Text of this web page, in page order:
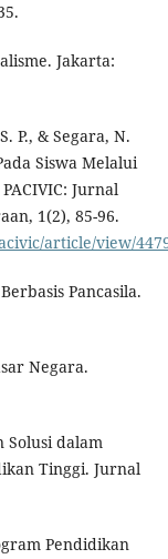
Jakarta:
P., & Segara, N.
Siswa Melalui
Jurnal
1(2), 85-96.
article/view/
Pancasila.
Negara.
Solusi dalam
Tinggi. Jurnal
Pendidikan